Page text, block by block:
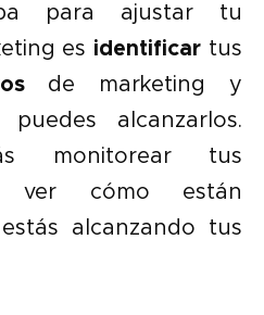
para ajustar tu
es identificar tus
de marketing y
alcanzarlos.
monitorear tus
ver cómo están
alcanzando tus